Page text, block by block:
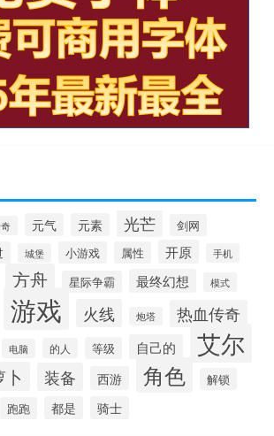
元气 元素 光芒 剑网
城堡 小游戏 属性 开原 手机
方舟 星际争霸 最终幻想 模式
游戏 火线 炮塔 热血传奇
电脑 的人 等级 自己的 艾尔
卜 装备 西游 角色 解锁
跑跑 都是 骑士